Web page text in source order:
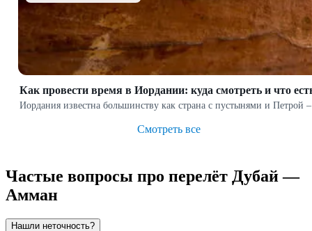
Как провести время в Иордании: куда смотреть и что
Иордания известна большинству как страна с пустынями и
Смотреть все
Частые вопросы про перелёт Дубай —
Амман
Нашли неточность?